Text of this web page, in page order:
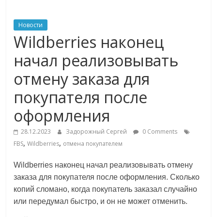
ритейле,
логистике,
технологиях,
соцсетях
Портал
об
онлайн-
сервисах
для
Commerce,
Новости
Wildberries наконец
начал реализовывать
отмену заказа для
покупателя после
оформления
28.12.2023 Задорожный Сергей
0 Comments
FBS,Wildberries, отмена покупателем
Wildberries наконец начал реализовывать отмену
заказа для покупателя после оформления. Сколько
копий сломано, когда покупатель заказал случайно
или передумал быстро, и он не может отменить.